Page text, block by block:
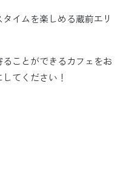
イムを楽しめる蔵前エリ
ことができるカフェをお
てください！